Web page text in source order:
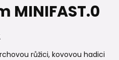
růžici, kovovou hadici